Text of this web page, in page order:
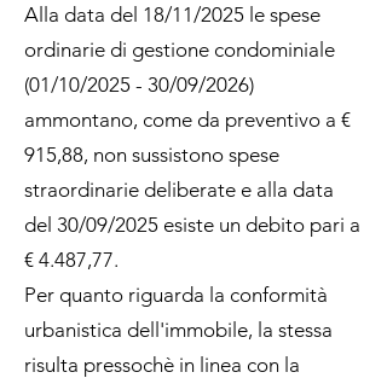
Alla data del 18/11/2025 le spese
ordinarie di gestione condominiale
(01/10/2025 - 30/09/2026)
ammontano, come da preventivo a €
915,88, non sussistono spese
straordinarie deliberate e alla data
del 30/09/2025 esiste un debito pari a
€ 4.487,77.
Per quanto riguarda la conformità
urbanistica dell'immobile, la stessa
risulta pressochè in linea con la